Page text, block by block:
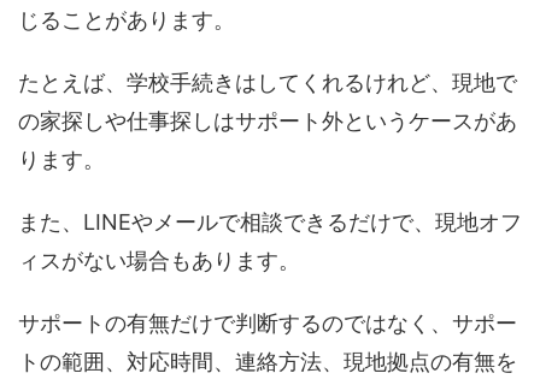
じることがあります。
たとえば、学校手続きはしてくれるけれど、現地で
の家探しや仕事探しはサポート外というケースがあ
ります。
また、LINEやメールで相談できるだけで、現地オフ
ィスがない場合もあります。
サポートの有無だけで判断するのではなく、サポー
トの範囲、対応時間、連絡方法、現地拠点の有無を